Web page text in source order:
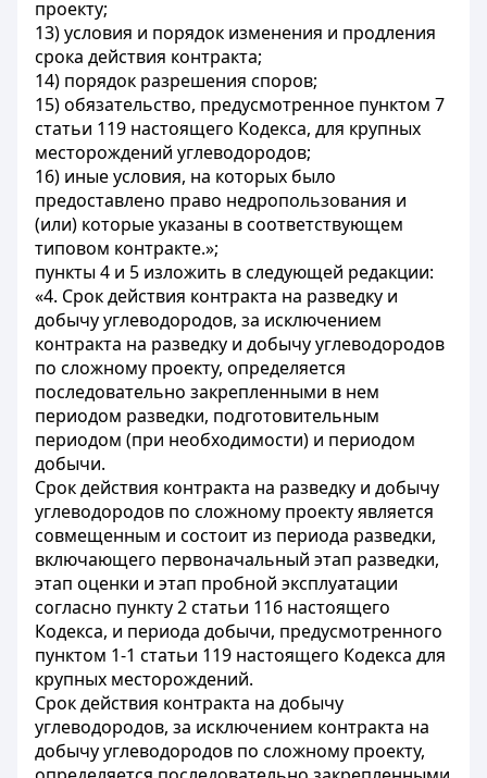
проекту;
13) условия и порядок изменения и продления
срока действия контракта;
14) порядок разрешения споров;
15) обязательство, предусмотренное пунктом 7
статьи 119 настоящего Кодекса, для крупных
месторождений углеводородов;
16) иные условия, на которых было
предоставлено право недропользования и
(или) которые указаны в соответствующем
типовом контракте.»;
пункты 4 и 5 изложить в следующей редакции:
«4. Срок действия контракта на разведку и
добычу углеводородов, за исключением
контракта на разведку и добычу углеводородов
по сложному проекту, определяется
последовательно закрепленными в нем
периодом разведки, подготовительным
периодом (при необходимости) и периодом
добычи.
Срок действия контракта на разведку и добычу
углеводородов по сложному проекту является
совмещенным и состоит из периода разведки,
включающего первоначальный этап разведки,
этап оценки и этап пробной эксплуатации
согласно пункту 2 статьи 116 настоящего
Кодекса, и периода добычи, предусмотренного
пунктом 1-1 статьи 119 настоящего Кодекса для
крупных месторождений.
Срок действия контракта на добычу
углеводородов, за исключением контракта на
добычу углеводородов по сложному проекту,